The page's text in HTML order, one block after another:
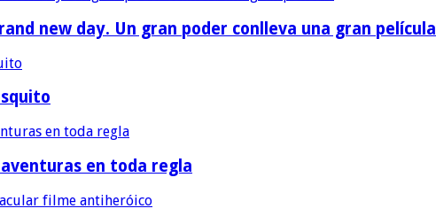
new day. Un gran poder conlleva una gran película
aventuras en toda regla